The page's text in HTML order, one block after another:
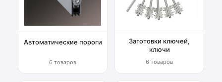
Автоматические пороги
6 товаров
Заготовки ключей,
ключи
6 товаров